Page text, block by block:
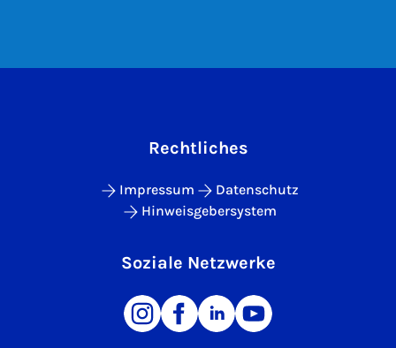
Rechtliches
Impressum
Datenschutz
Hinweisgebersystem
Soziale Netzwerke